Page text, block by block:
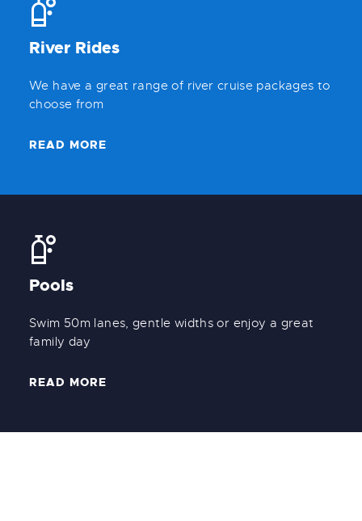
River Rides
We have a great range of river cruise packages to
choose from
READ MORE
Pools
Swim 50m lanes, gentle widths or enjoy a great
family day
READ MORE